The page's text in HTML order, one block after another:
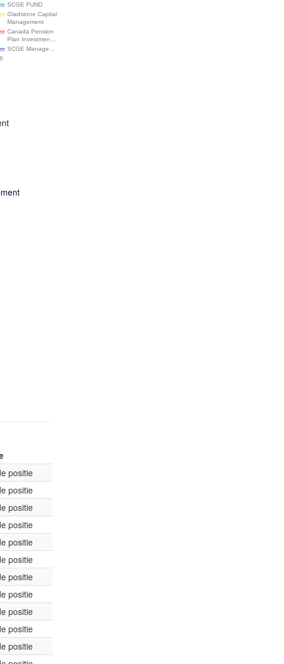
SCGE FUND
Gladstone Capital
Management
Canada Pension
Plan Investmen…
SCGE Manage…
positie
positie
positie
positie
positie
positie
positie
positie
positie
positie
positie